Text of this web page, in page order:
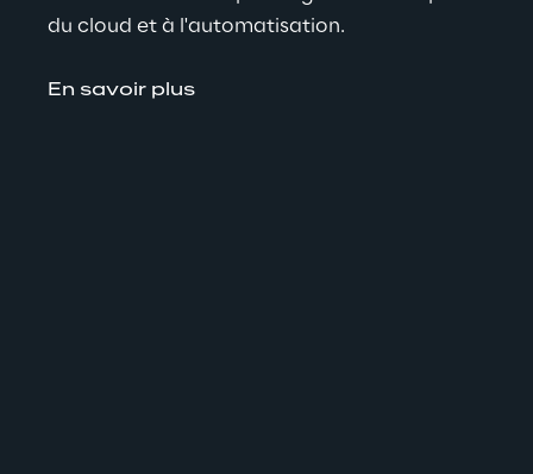
du cloud et à l'automatisation.
En savoir plus